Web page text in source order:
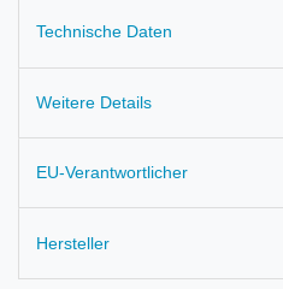
Technische Daten
Weitere Details
EU-Verantwortlicher
Hersteller